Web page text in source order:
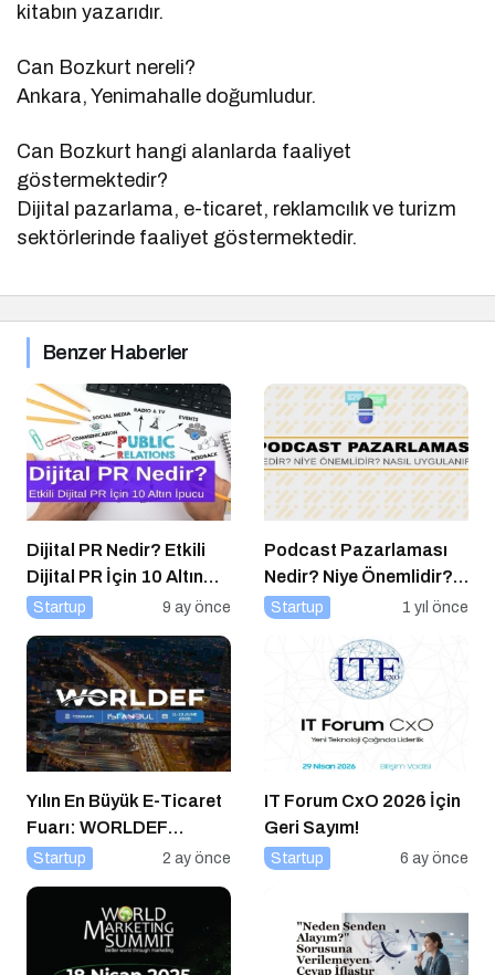
kitabın yazarıdır.
Can Bozkurt nereli?
Ankara, Yenimahalle doğumludur.
Can Bozkurt hangi alanlarda faaliyet
göstermektedir?
Dijital pazarlama, e-ticaret, reklamcılık ve turizm
sektörlerinde faaliyet göstermektedir.
Benzer Haberler
Dijital PR Nedir? Etkili
Dijital PR İçin 10 Altın
İpucu
Startup 9 ay önce
Podcast Pazarlaması
Nedir? Niye Önemlidir?
Podcast Pazarlaması
Startup 1 yıl önce
Yılın En Büyük E-Ticaret
Fuarı: WORLDEF
Istanbul 2026
Startup 2 ay önce
IT Forum CxO 2026 İçin
Geri Sayım!
Startup 6 ay önce